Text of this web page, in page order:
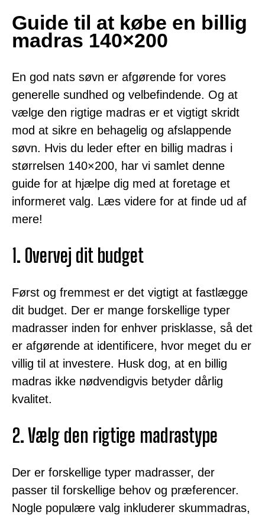
Guide til at købe en billig
madras 140×200
En god nats søvn er afgørende for vores
generelle sundhed og velbefindende. Og at
vælge den rigtige madras er et vigtigt skridt
mod at sikre en behagelig og afslappende
søvn. Hvis du leder efter en billig madras i
størrelsen 140×200, har vi samlet denne
guide for at hjælpe dig med at foretage et
informeret valg. Læs videre for at finde ud af
mere!
1. Overvej dit budget
Først og fremmest er det vigtigt at fastlægge
dit budget. Der er mange forskellige typer
madrasser inden for enhver prisklasse, så det
er afgørende at identificere, hvor meget du er
villig til at investere. Husk dog, at en billig
madras ikke nødvendigvis betyder dårlig
kvalitet.
2. Vælg den rigtige madrastype
Der er forskellige typer madrasser, der
passer til forskellige behov og præferencer.
Nogle populære valg inkluderer skummadras,